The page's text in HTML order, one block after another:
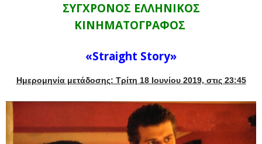
ΣΥΓΧΡΟΝΟΣ ΕΛΛΗΝΙΚΟΣ
ΚΙΝΗΜΑΤΟΓΡΑΦΟΣ
«Straight Story»
Ημερομηνία μετάδοσης: Τρίτη 18 Ιουνίου 2019, στις 23:45